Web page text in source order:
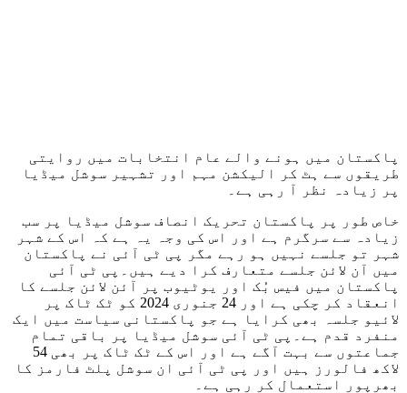
پاکستان میں ہونے والے عام انتخابات میں روایتی
طریقوں سے ہٹ کر الیکشن مہم اور تشہیر سوشل میڈیا
پر زیادہ نظر آ رہی ہے۔
خاص طور پر پاکستان تحریک انصاف سوشل میڈیا پر سب
زیادہ سے سرگرم ہے اور اس کی وجہ یہ ہے کہ اس کے شہر
شہر تو جلسے نہیں ہو رہے مگر پی ٹی آئی نے پاکستان
میں آن لائن جلسے متعارف کرا دیے ہیں۔پی ٹی آئی
پاکستان میں فیس بُک اور یوٹیوب پر آئن لائن جلسے کا
انعقاد کر چکی ہے اور 24 جنوری 2024 کو ٹک ٹاک پر
لائیو جلسہ بھی کرایا ہے جو پاکستانی سیاست میں ایک
منفرد قدم ہے۔پی ٹی آئی سوشل میڈیا پر باقی تمام
جماعتوں سے بہت آگے ہے اور اس کے ٹک ٹاک پر بھی 54
لاکھ فالورز ہیں اور پی ٹی آئی ان سوشل پلٹ فارمز کا
بھرپور استعمال کر رہی ہے۔